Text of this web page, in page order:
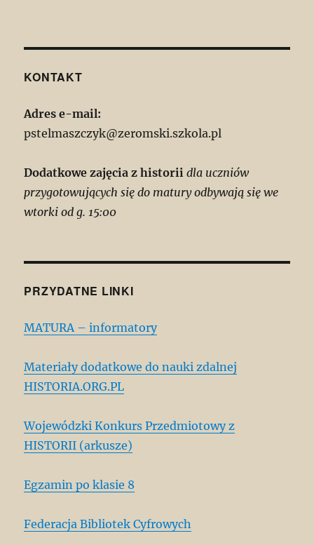
KONTAKT
Adres e-mail:
pstelmaszczyk@zeromski.szkola.pl
Dodatkowe zajęcia z historii dla uczniów
przygotowujących się do matury odbywają się we
wtorki od g. 15:00
PRZYDATNE LINKI
MATURA – informatory
Materiały dodatkowe do nauki zdalnej
HISTORIA.ORG.PL
Wojewódzki Konkurs Przedmiotowy z
HISTORII (arkusze)
Egzamin po klasie 8
Federacja Bibliotek Cyfrowych